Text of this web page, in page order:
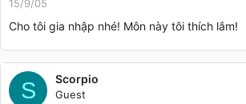
15/9/05
Cho tôi gia nhập nhé! Môn này tôi thích lắm!
S Scorpio
Guest